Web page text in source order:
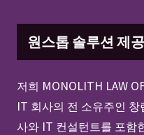
원스톱 솔루션 제공
저희 MONOLITH LAW
IT 회사의 전 소유주인
사와 IT 컨설턴트를 포함